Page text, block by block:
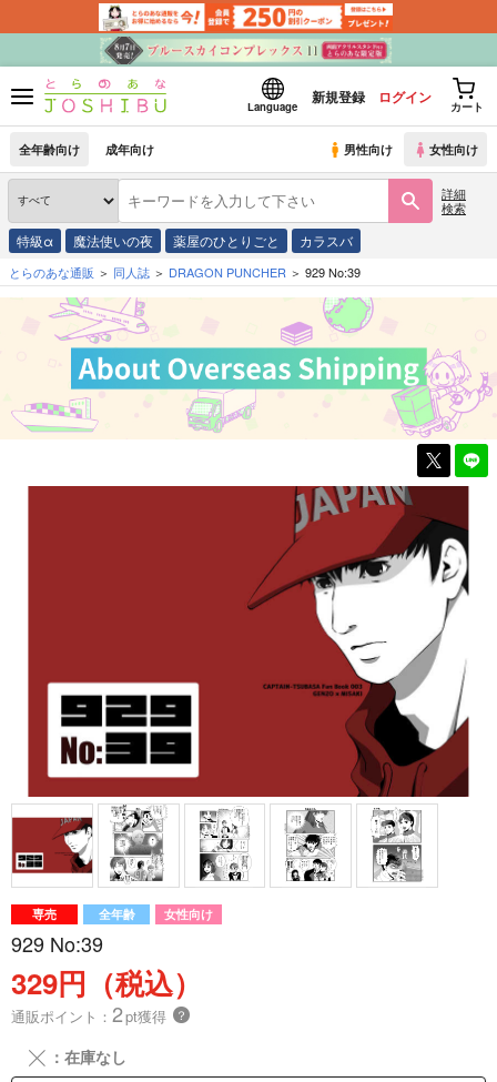
Language
新規登録 ログイン
カート
全年齢向け 成年向け 男性向け 女性向け
詳細
検索
特級α 魔法使いの夜 薬屋のひとりごと カラスバ
とらのあな通販 同人誌 DRAGON PUNCHER 929 No:39
専売 全年齢 女性向け
929 No:39
329円（税込）
通販ポイント： 2pt獲得 ？
╳ ：在庫なし